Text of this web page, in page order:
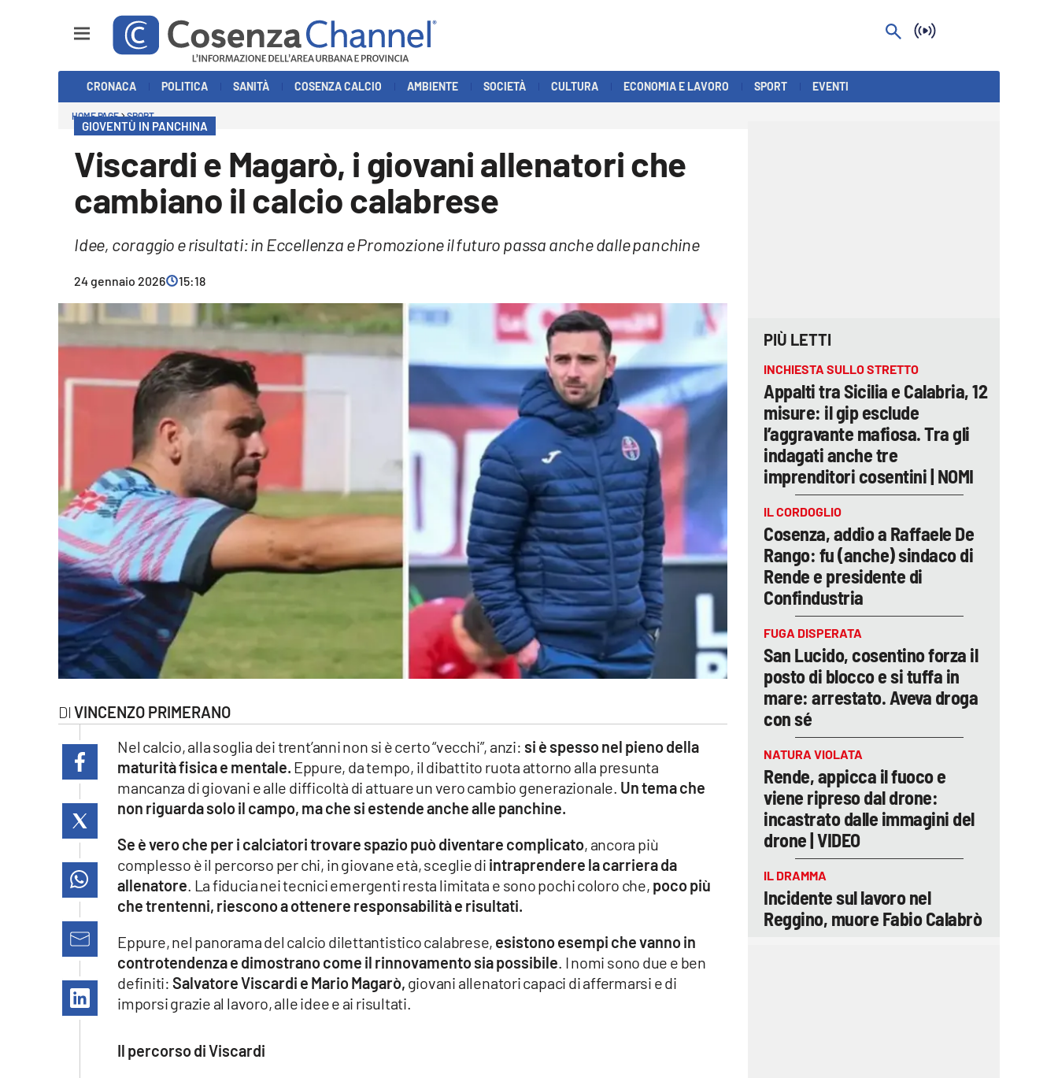
Economia e Lavoro
Lac Network
cosenzachannel.it
CRONACA POLITICA SANITÀ COSENZA CALCIO AMBIENTE SOCIETÀ CULTURA ECONOMIA E LAVORO SPORT EVENTI
HOME PAGE SPORT
GIOVENTÙ IN PANCHINA
Viscardi e Magarò, i giovani allenatori che
cambiano il calcio calabrese
Idee, coraggio e risultati: in Eccellenza e Promozione il futuro passa anche dalle panchine
24 gennaio 2026 15:18
VINCENZO PRIMERANO
Nel calcio, alla soglia dei trent’anni non si è certo “vecchi”, anzi: si è spesso nel pieno della
maturità fisica e mentale. Eppure, da tempo, il dibattito ruota attorno alla presunta
mancanza di giovani e alle difficoltà di attuare un vero cambio generazionale. Un tema che
non riguarda solo il campo, ma che si estende anche alle panchine.
Se è vero che per i calciatori trovare spazio può diventare complicato, ancora più
complesso è il percorso per chi, in giovane età, sceglie di intraprendere la carriera da
allenatore. La fiducia nei tecnici emergenti resta limitata e sono pochi coloro che, poco più
che trentenni, riescono a ottenere responsabilità e risultati.
Eppure, nel panorama del calcio dilettantistico calabrese, esistono esempi che vanno in
controtendenza e dimostrano come il rinnovamento sia possibile. I nomi sono due e ben
definiti: Salvatore Viscardi e Mario Magarò, giovani allenatori capaci di affermarsi e di
imporsi grazie al lavoro, alle idee e ai risultati.
Il percorso di Viscardi
PIÙ LETTI
INCHIESTA SULLO STRETTO
Appalti tra Sicilia e Calabria, 12
misure: il gip esclude
l’aggravante mafiosa. Tra gli
indagati anche tre
imprenditori cosentini | NOMI
IL CORDOGLIO
Cosenza, addio a Raffaele De
Rango: fu (anche) sindaco di
Rende e presidente di
Confindustria
FUGA DISPERATA
San Lucido, cosentino forza il
posto di blocco e si tuffa in
mare: arrestato. Aveva droga
con sé
NATURA VIOLATA
Rende, appicca il fuoco e
viene ripreso dal drone:
incastrato dalle immagini del
drone | VIDEO
IL DRAMMA
Incidente sul lavoro nel
Reggino, muore Fabio Calabrò